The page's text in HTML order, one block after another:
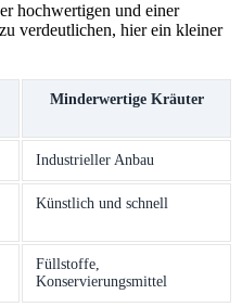
hochwertigen und einer
verdeutlichen, hier ein kleiner
Minderwertige Kräuter
Industrieller Anbau
Künstlich und schnell
Füllstoffe,
Konservierungsmittel